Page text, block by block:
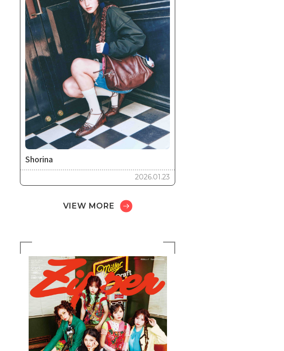
Shorina
2026.01.23
VIEW MORE